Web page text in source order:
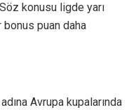
konusu ligde yarı
bonus puan daha
Avrupa kupalarında